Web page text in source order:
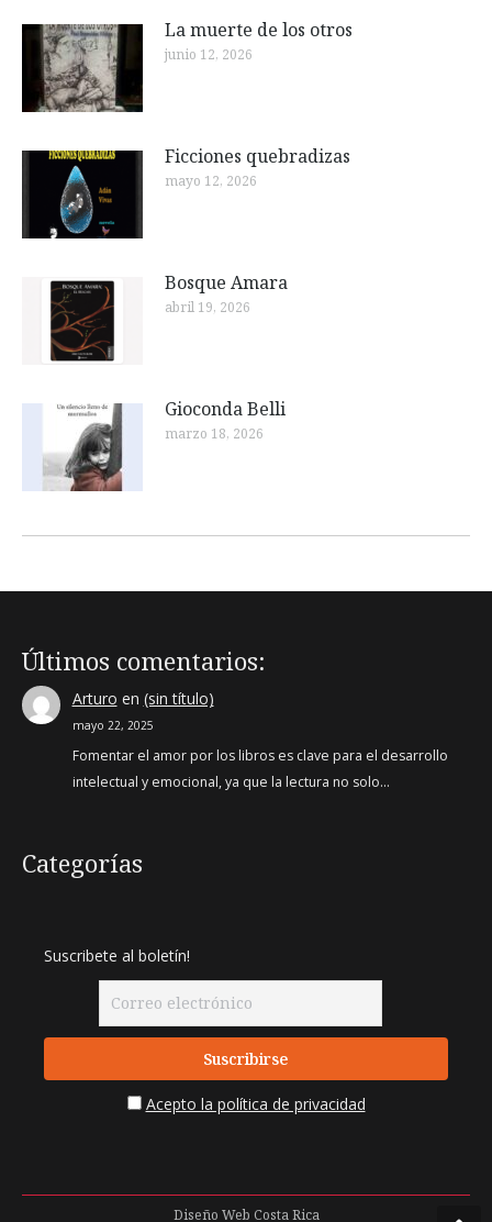
La muerte de los otros
junio 12, 2026
Ficciones quebradizas
mayo 12, 2026
Bosque Amara
abril 19, 2026
Gioconda Belli
marzo 18, 2026
Últimos comentarios:
Arturo en (sin título)
mayo 22, 2025
Fomentar el amor por los libros es clave para el desarrollo
intelectual y emocional, ya que la lectura no solo…
Categorías
Suscribete al boletín!
Acepto la política de privacidad
Diseño Web Costa Rica